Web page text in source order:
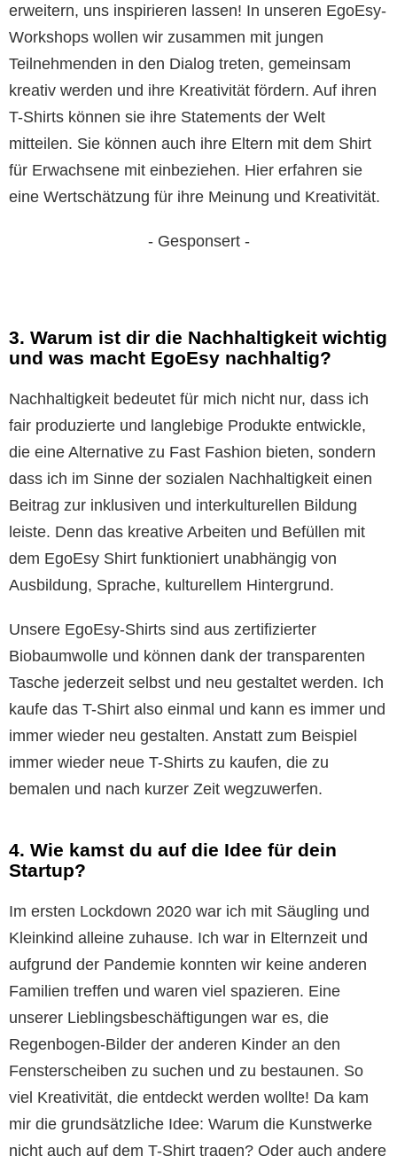
erweitern, uns inspirieren lassen! In unseren EgoEsy-
Workshops wollen wir zusammen mit jungen
Teilnehmenden in den Dialog treten, gemeinsam
kreativ werden und ihre Kreativität fördern. Auf ihren
T-Shirts können sie ihre Statements der Welt
mitteilen. Sie können auch ihre Eltern mit dem Shirt
für Erwachsene mit einbeziehen. Hier erfahren sie
eine Wertschätzung für ihre Meinung und Kreativität.
- Gesponsert -
3. Warum ist dir die Nachhaltigkeit wichtig
und was macht EgoEsy nachhaltig?
Nachhaltigkeit bedeutet für mich nicht nur, dass ich
fair produzierte und langlebige Produkte entwickle,
die eine Alternative zu Fast Fashion bieten, sondern
dass ich im Sinne der sozialen Nachhaltigkeit einen
Beitrag zur inklusiven und interkulturellen Bildung
leiste. Denn das kreative Arbeiten und Befüllen mit
dem EgoEsy Shirt funktioniert unabhängig von
Ausbildung, Sprache, kulturellem Hintergrund.
Unsere EgoEsy-Shirts sind aus zertifizierter
Biobaumwolle und können dank der transparenten
Tasche jederzeit selbst und neu gestaltet werden. Ich
kaufe das T-Shirt also einmal und kann es immer und
immer wieder neu gestalten. Anstatt zum Beispiel
immer wieder neue T-Shirts zu kaufen, die zu
bemalen und nach kurzer Zeit wegzuwerfen.
4. Wie kamst du auf die Idee für dein
Startup?
Im ersten Lockdown 2020 war ich mit Säugling und
Kleinkind alleine zuhause. Ich war in Elternzeit und
aufgrund der Pandemie konnten wir keine anderen
Familien treffen und waren viel spazieren. Eine
unserer Lieblingsbeschäftigungen war es, die
Regenbogen-Bilder der anderen Kinder an den
Fensterscheiben zu suchen und zu bestaunen. So
viel Kreativität, die entdeckt werden wollte! Da kam
mir die grundsätzliche Idee: Warum die Kunstwerke
nicht auch auf dem T-Shirt tragen? Oder auch andere